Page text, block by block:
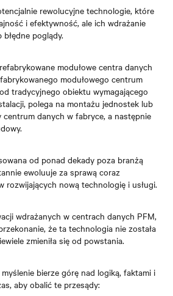
rewolucyjne technologie, które
i efektywność, ale ich wdrażanie
poglądy.
modułowe centra danych
modułowego centrum
tradycyjnego obiektu wymagającego
polega na montażu jednostek lub
danych w fabryce, a następnie
od ponad dekady poza branżą
ewoluuje za sprawą coraz
rozwijających nową technologię i usługi.
wdrażanych w centrach danych PFM,
że ta technologia nie została
zmieniła się od powstania.
bierze górę nad logiką, faktami i
aby obalić te przesądy: